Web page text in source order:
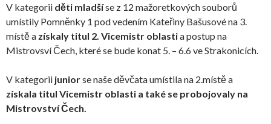
V kategorii děti mladšíse z 12 mažoretkových souborů
umístily Pomněnky 1 pod vedením Kateřiny Bašusové na 3.
místě a získaly titul 2. Vicemistr oblastia postup na
Mistrovsví Čech, které se bude konat 5. – 6.6 ve Strakonicích.
V kategorii juniorse naše děvčata umístila na 2.místě a
získala titul Vicemistr oblasti a také se probojovaly na
Mistrovství Čech.